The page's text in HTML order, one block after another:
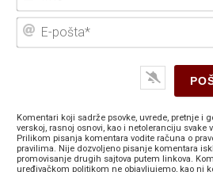
Komentari koji sadrže psovke, uvrede, pretnje i
verskoj, rasnoj osnovi, kao i netoleranciju svake
Prilikom pisanja komentara vodite računa o
pravilima. Nije dozvoljeno pisanje komentara
promovisanje drugih sajtova putem linkova.
uređivačkom politikom ne objavljujemo, kao ni